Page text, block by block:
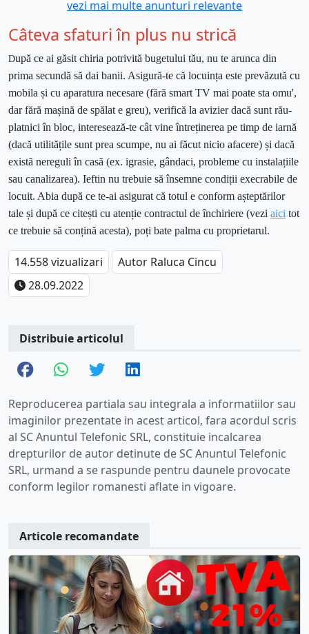
vezi mai multe anunturi relevante
Câteva sfaturi în plus nu strică
După ce ai găsit chiria potrivită bugetului tău, nu te arunca din
prima secundă să dai banii. Asigură-te că locuința este prevăzută cu
mobila și cu aparatura necesare (fără smart TV mai poate sta omu',
dar fără mașină de spălat e greu), verifică la avizier dacă sunt rău-
platnici în bloc, interesează-te cât vine întreținerea pe timp de iarnă
(dacă utilitățile sunt prea scumpe, nu ai făcut nicio afacere) și dacă
există nereguli în casă (ex. igrasie, gândaci, probleme cu instalațiile
sau canalizarea). Ieftin nu trebuie să însemne condiții execrabile de
locuit. Abia după ce te-ai asigurat că totul e conform așteptărilor
tale și după ce citești cu atenție contractul de închiriere (vezi aici tot
ce trebuie să conțină acesta), poți bate palma cu proprietarul.
14.558 vizualizari
Autor Raluca Cincu
28.09.2022
Distribuie articolul
Reproducerea partiala sau integrala a informatiilor sau
imaginilor prezentate in acest articol, fara acordul scris
al SC Anuntul Telefonic SRL, constituie incalcarea
drepturilor de autor detinute de SC Anuntul Telefonic
SRL, urmand a se raspunde pentru daunele provocate
conform legilor romanesti aflate in vigoare.
Articole recomandate